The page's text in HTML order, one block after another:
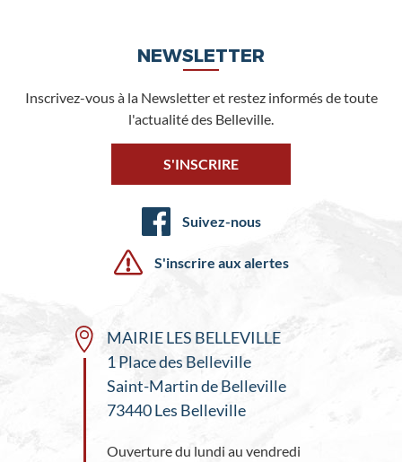
NEWSLETTER
Inscrivez-vous à la Newsletter et restez informés de toute
l'actualité des Belleville.
S'INSCRIRE
Suivez-nous
S'inscrire aux alertes
MAIRIE LES BELLEVILLE
1 Place des Belleville
Saint-Martin de Belleville
73440 Les Belleville
Ouverture du lundi au vendredi